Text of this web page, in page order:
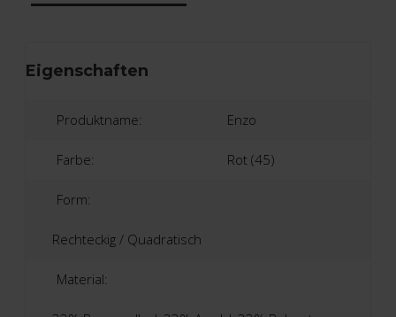
Eigenschaften
Produktname: Enzo
Farbe: Rot (45)
Form:
Rechteckig / Quadratisch
Material: